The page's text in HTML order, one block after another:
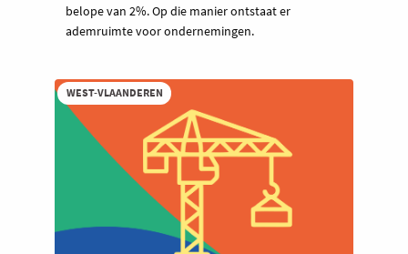
belope van 2%. Op die manier ontstaat er
ademruimte voor ondernemingen.
WEST-VLAANDEREN